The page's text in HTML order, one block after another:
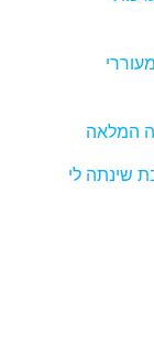
מעוררי
המלאה
שינתה לי